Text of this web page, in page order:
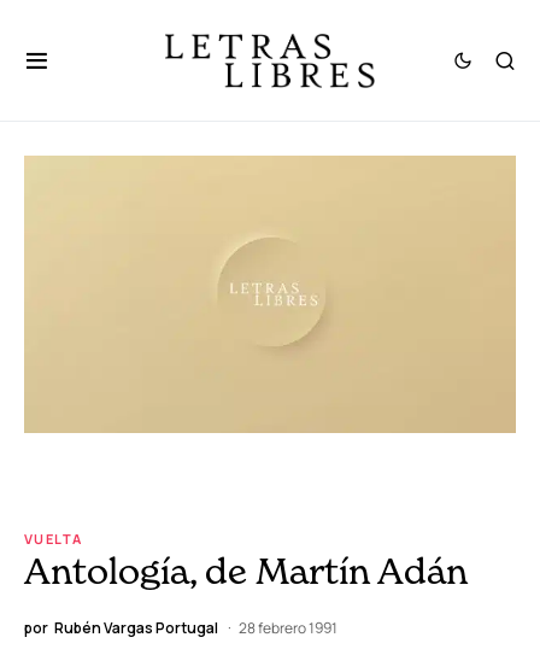
VUELTA
Antología, de Martín Adán
por Rubén Vargas Portugal 28 febrero 1991